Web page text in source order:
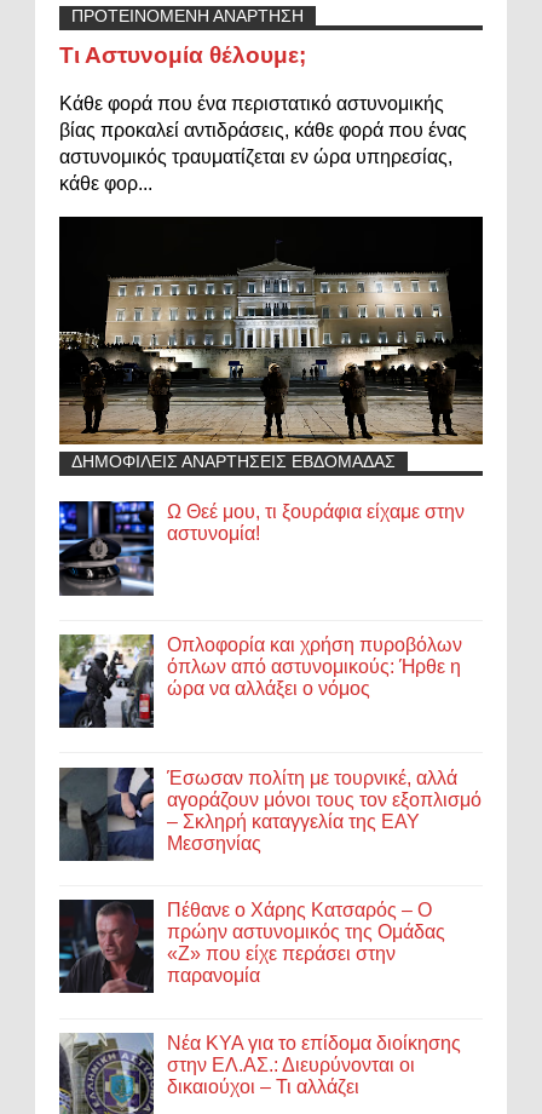
ΠΡΟΤΕΙΝΟΜΕΝΗ ΑΝΑΡΤΗΣΗ
Τι Αστυνομία θέλουμε;
Κάθε φορά που ένα περιστατικό αστυνομικής
βίας προκαλεί αντιδράσεις, κάθε φορά που ένας
αστυνομικός τραυματίζεται εν ώρα υπηρεσίας,
κάθε φορ...
ΔΗΜΟΦΙΛΕΙΣ ΑΝΑΡΤΗΣΕΙΣ ΕΒΔΟΜΑΔΑΣ
Ω Θεέ μου, τι ξουράφια είχαμε στην
αστυνομία!
Οπλοφορία και χρήση πυροβόλων
όπλων από αστυνομικούς: Ήρθε η
ώρα να αλλάξει ο νόμος
Έσωσαν πολίτη με τουρνικέ, αλλά
αγοράζουν μόνοι τους τον εξοπλισμό
– Σκληρή καταγγελία της ΕΑΥ
Μεσσηνίας
Πέθανε ο Χάρης Κατσαρός – Ο
πρώην αστυνομικός της Ομάδας
«Ζ» που είχε περάσει στην
παρανομία
Νέα ΚΥΑ για το επίδομα διοίκησης
στην ΕΛ.ΑΣ.: Διευρύνονται οι
δικαιούχοι – Τι αλλάζει